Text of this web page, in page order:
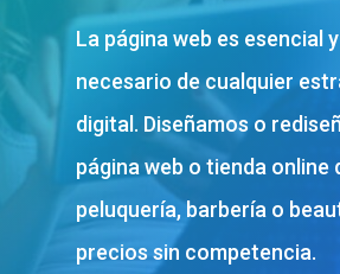
La página web es esencial
necesario de cualquier
digital. Diseñamos o
página web o tienda online
peluquería, barbería o
precios sin competencia.